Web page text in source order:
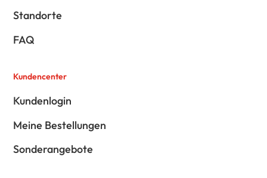
Standorte
FAQ
Kundencenter
Kundenlogin
Meine Bestellungen
Sonderangebote